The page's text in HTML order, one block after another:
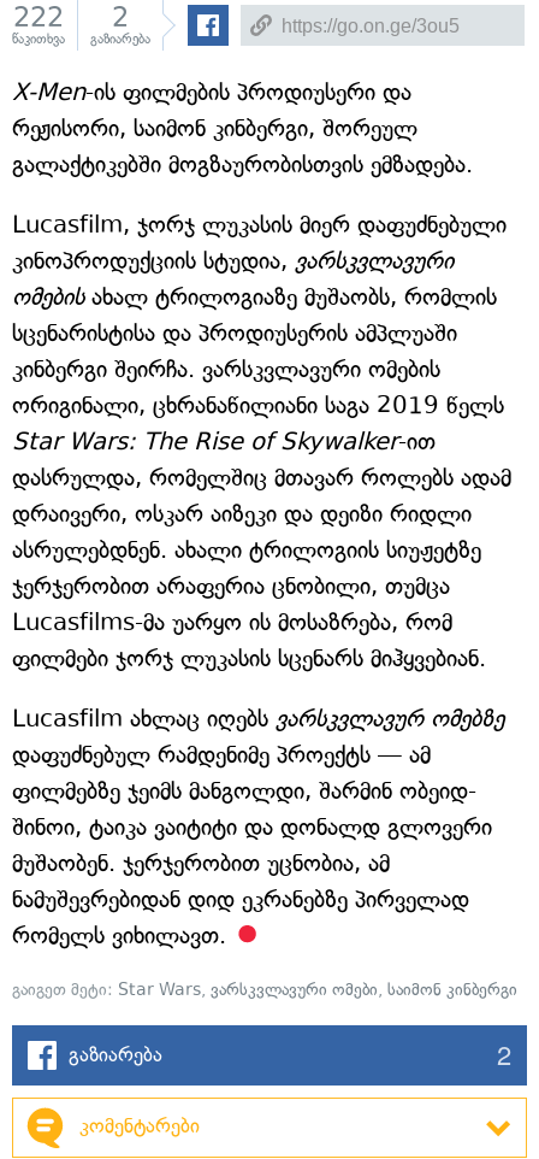
222
წაკითხვა
2
გაზიარება
X-Men-ის ფილმების პროდიუსერი და
რეჟისორი, საიმონ კინბერგი, შორეულ
გალაქტიკებში მოგზაურობისთვის ემზადება.
Lucasfilm, ჯორჯ ლუკასის მიერ დაფუძნებული
კინოპროდუქციის სტუდია, ვარსკვლავური
ომებისახალ ტრილოგიაზე მუშაობს, რომლის
სცენარისტისა და პროდიუსერის ამპლუაში
კინბერგი შეირჩა. ვარსკვლავური ომების
ორიგინალი, ცხრანაწილიანი საგა 2019 წელს
Star Wars: The Rise of Skywalker-ით
დასრულდა, რომელშიც მთავარ როლებს ადამ
დრაივერი, ოსკარ აიზეკი და დეიზი რიდლი
ასრულებდნენ. ახალი ტრილოგიის სიუჟეტზე
ჯერჯერობით არაფერია ცნობილი, თუმცა
Lucasfilms-მა უარყო ის მოსაზრება, რომ
ფილმები ჯორჯ ლუკასის სცენარს მიჰყვებიან.
Lucasfilm ახლაც იღებს ვარსკვლავურ ომებზე
დაფუძნებულ რამდენიმე პროექტს — ამ
ფილმებზე ჯეიმს მანგოლდი, შარმინ ობეიდ-
შინოი, ტაიკა ვაიტიტი და დონალდ გლოვერი
მუშაობენ. ჯერჯერობით უცნობია, ამ
ნამუშევრებიდან დიდ ეკრანებზე პირველად
რომელს ვიხილავთ.
გაიგეთ მეტი: Star Wars, ვარსკვლავური ომები, საიმონ კინბერგი
გაზიარება 2
კომენტარები